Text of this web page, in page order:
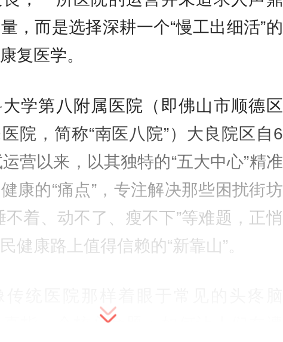
，而是选择深耕一个“慢工出细活”的
复医学。
学第八附属医院（即佛山市顺德区
院，简称“南医八院”）大良院区自6
营以来，以其独特的“五大中心”精准
康的“痛点”，专注解决那些困扰街坊
不着、动不了、瘦不下”等难题，正悄
健康路上值得信赖的“新靠山”。
直指一个核心命题：如何让人们在遭